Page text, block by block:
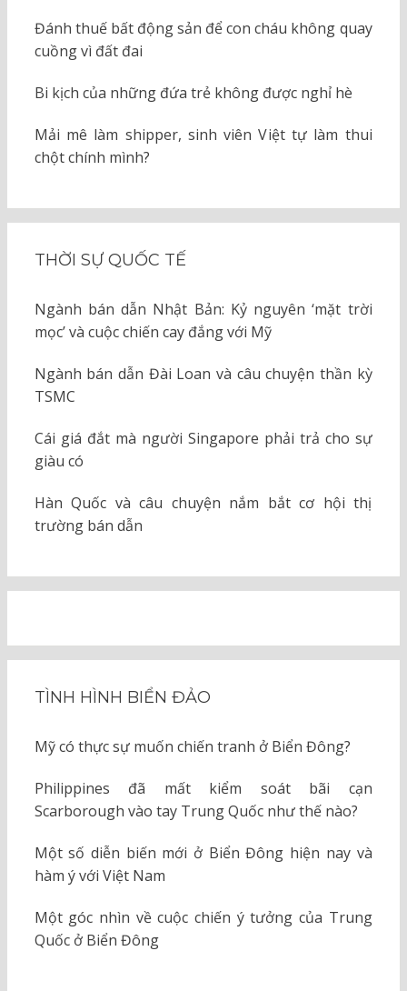
Đánh thuế bất động sản để con cháu không quay
cuồng vì đất đai
Bi kịch của những đứa trẻ không được nghỉ hè
Mải mê làm shipper, sinh viên Việt tự làm thui
chột chính mình?
THỜI SỰ QUỐC TẾ
Ngành bán dẫn Nhật Bản: Kỷ nguyên ‘mặt trời
mọc’ và cuộc chiến cay đắng với Mỹ
Ngành bán dẫn Đài Loan và câu chuyện thần kỳ
TSMC
Cái giá đắt mà người Singapore phải trả cho sự
giàu có
Hàn Quốc và câu chuyện nắm bắt cơ hội thị
trường bán dẫn
TÌNH HÌNH BIỂN ĐẢO
Mỹ có thực sự muốn chiến tranh ở Biển Đông?
Philippines đã mất kiểm soát bãi cạn
Scarborough vào tay Trung Quốc như thế nào?
Một số diễn biến mới ở Biển Đông hiện nay và
hàm ý với Việt Nam
Một góc nhìn về cuộc chiến ý tưởng của Trung
Quốc ở Biển Đông